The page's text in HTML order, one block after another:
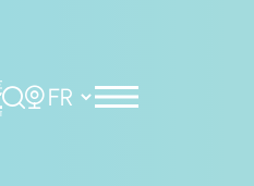
Rechercher
Choisir la langue